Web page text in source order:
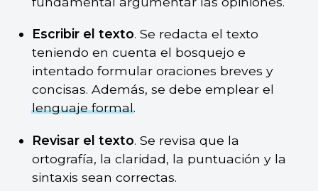
Escribir el texto. Se redacta el texto
teniendo en cuenta el bosquejo e
intentado formular oraciones breves y
concisas. Además, se debe emplear el
lenguaje formal.
Revisar el texto. Se revisa que la
ortografía, la claridad, la puntuación y la
sintaxis sean correctas.